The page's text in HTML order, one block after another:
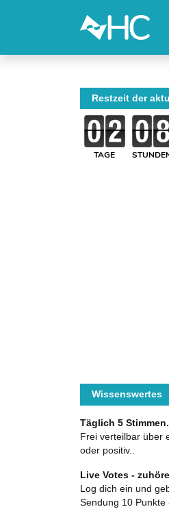
Restzeit der
TAGE
Wissenswertes
Täglich 5 Stimmen.
Frei verteilbar über
oder positiv..
Live Votes -
Log dich ein und
Sendung 10